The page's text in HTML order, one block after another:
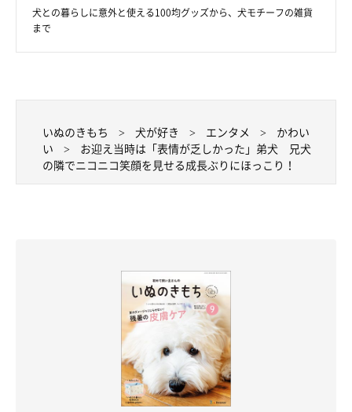
犬との暮らしに意外と使える100均グッズから、犬モチーフの雑貨
まで
いぬのきもち 犬が好き エンタメ
かわい
い
お迎え当時は「表情が乏しかった」弟犬 兄犬
の隣でニコニコ笑顔を見せる成長ぶりにほっこり！